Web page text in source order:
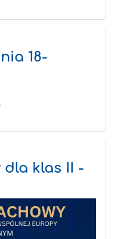
18-
klas II -